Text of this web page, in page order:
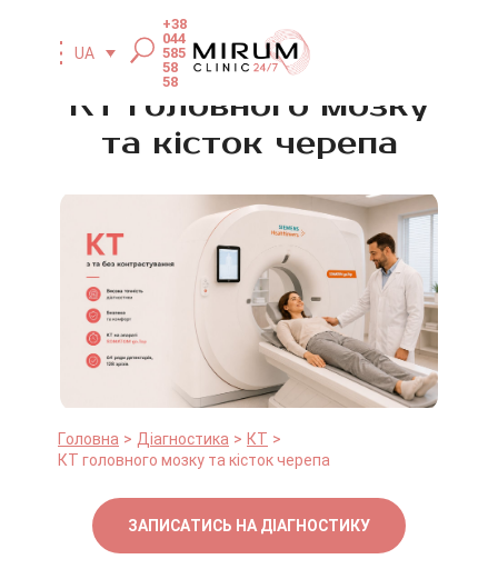
UA
+38
044
585
58
58
КТ головного мозку
та кісток черепа
Головна Діагностика
КТ
КТ головного мозку та кісток черепа
ЗАПИСАТИСЬ НА ДІАГНОСТИКУ